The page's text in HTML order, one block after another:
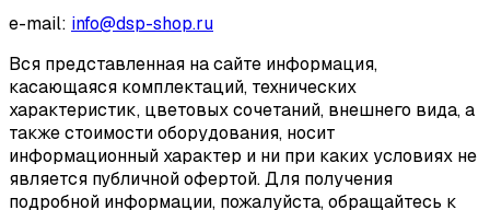
e-mail: info@dsp-shop.ru
Вся представленная на сайте информация,
касающаяся комплектаций, технических
характеристик, цветовых сочетаний, внешнего вида, а
также стоимости оборудования, носит
информационный характер и ни при каких условиях не
является публичной офертой. Для получения
подробной информации, пожалуйста, обращайтесь к